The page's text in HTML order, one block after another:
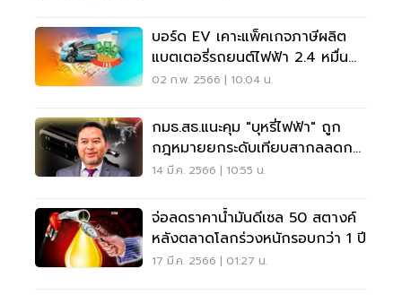
บอร์ด EV เคาะแพ็คเกจภาษีผลิต
แบตเตอรี่รถยนต์ไฟฟ้า 2.4 หมื่น
ล้าน
02 ก.พ. 2566 | 10:04 น.
กมธ.สธ.แนะคุม "บุหรี่ไฟฟ้า" ถูก
กฎหมายยกระดับเทียบสากลลดการ
ตาย
14 มี.ค. 2566 | 10:55 น.
จ่อลดราคาน้ำมันดีเซล 50 สตางค์
หลังตลาดโลกร่วงหนักรอบกว่า 1 ปี
17 มี.ค. 2566 | 01:27 น.